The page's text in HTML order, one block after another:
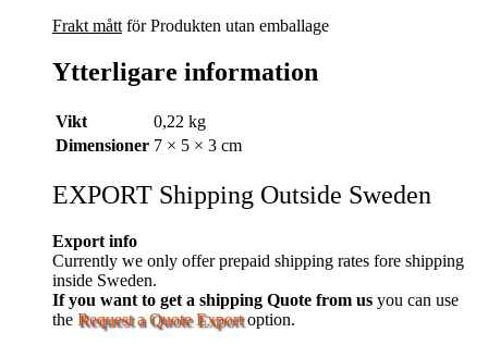
Frakt mått för Produkten utan emballage
Ytterligare information
Vikt
0,22 kg
Dimensioner 7 × 5 × 3 cm
EXPORT Shipping Outside Sweden
Export info
Currently we only offer prepaid shipping rates fore shipping
inside Sweden.
If you want to get a shipping Quote from us you can use
the Request a Quote Exportoption.